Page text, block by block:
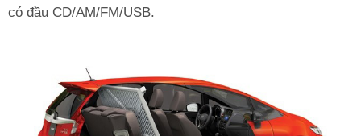
có đầu CD/AM/FM/USB.